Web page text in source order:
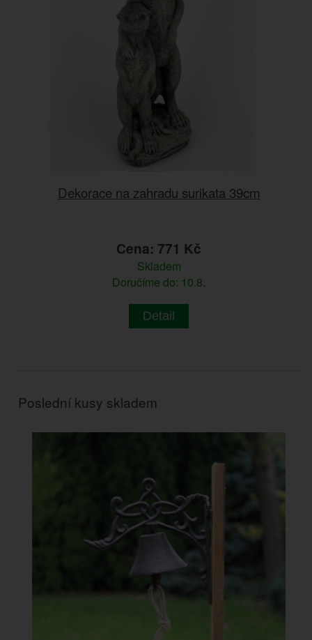
Dekorace na zahradu surikata 39cm
Cena: 771 Kč
Skladem
Doručíme do: 10.8.
Detail
Poslední kusy skladem